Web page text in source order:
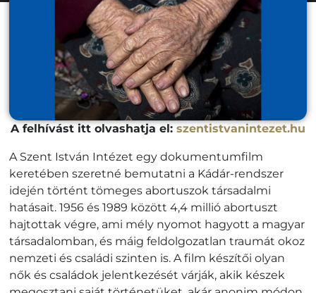
A felhívást itt olvashatja el: szentistvanintezet.hu
A Szent István Intézet egy dokumentumfilm
keretében szeretné bemutatni a Kádár-rendszer
idején történt tömeges abortuszok társadalmi
hatásait. 1956 és 1989 között 4,4 millió abortuszt
hajtottak végre, ami mély nyomot hagyott a magyar
társadalomban, és máig feldolgozatlan traumát okoz
nemzeti és családi szinten is. A film készítői olyan
nők és családok jelentkezését várják, akik készek